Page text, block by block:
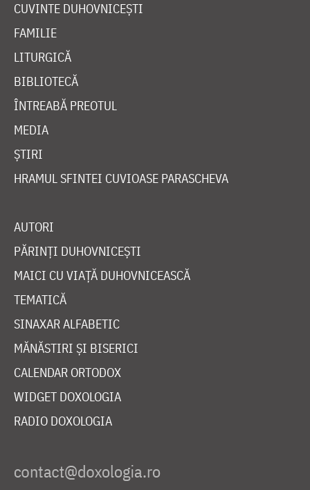
CUVINTE DUHOVNICEȘTI
FAMILIE
LITURGICĂ
BIBLIOTECĂ
ÎNTREABĂ PREOTUL
MEDIA
ȘTIRI
HRAMUL SFINTEI CUVIOASE PARASCHEVA
AUTORI
PĂRINȚI DUHOVNICEȘTI
MAICI CU VIAȚĂ DUHOVNICEASCĂ
TEMATICĂ
SINAXAR ALFABETIC
MĂNĂSTIRI ȘI BISERICI
CALENDAR ORTODOX
WIDGET DOXOLOGIA
RADIO DOXOLOGIA